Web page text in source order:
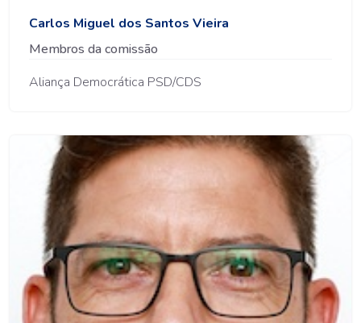
Carlos Miguel dos Santos Vieira
Membros da comissão
Aliança Democrática PSD/CDS